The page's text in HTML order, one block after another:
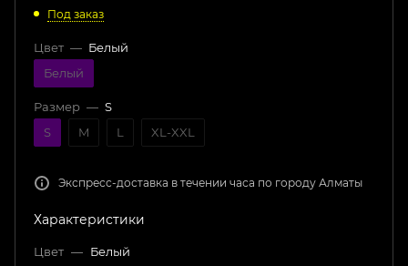
Под заказ
Цвет — Белый
Белый
Размер — S
S
M L XL-XXL
Экспресс-доставка в течении часа по городу Алматы
Характеристики
Цвет — Белый